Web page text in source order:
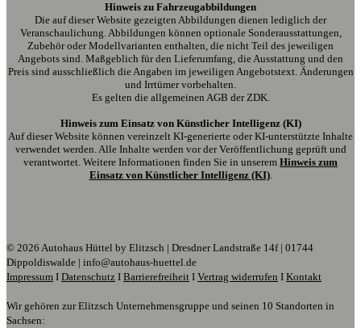
Hinweis zu Fahrzeugabbildungen
Die auf dieser Website gezeigten Abbildungen dienen lediglich der
Veranschaulichung. Abbildungen können optionale Sonderausstattungen,
Zubehör oder Modellvarianten enthalten, die nicht Teil des jeweiligen
Angebots sind. Maßgeblich für den Lieferumfang, die Ausstattung und den
Preis sind ausschließlich die Angaben im jeweiligen Angebotstext. Änderungen
und Irrtümer vorbehalten.
Es gelten die allgemeinen AGB der ZDK.
Hinweis zum Einsatz von Künstlicher Intelligenz (KI)
Auf dieser Website können vereinzelt KI-generierte oder KI-unterstützte Inhalte
verwendet werden. Alle Inhalte werden vor der Veröffentlichung geprüft und
verantwortet. Weitere Informationen finden Sie in unserem Hinweis zum
Einsatz von Künstlicher Intelligenz (KI).
© 2026 Autohaus Hüttel by Elitzsch | Dresdner Landstraße 14f | 01744
Dippoldiswalde | info@autohaus-huettel.de
Impressum I Datenschutz I Barrierefreiheit I Vertrag widerrufen I Kontakt
Wir gehören zur Elitzsch Unternehmensgruppe und seinen 10 Standorten in
Sachsen: